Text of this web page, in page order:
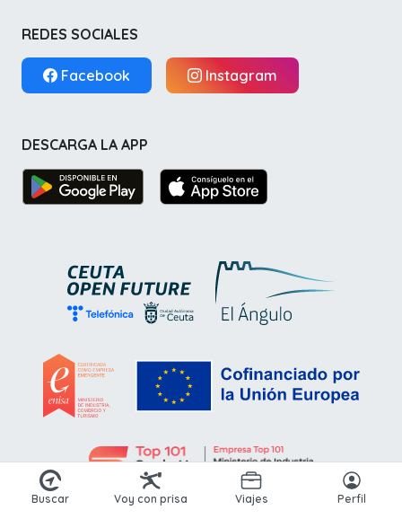
Buscar Voy con prisa Viajes Perfil
REDES SOCIALES
Facebook Instagram
DESCARGA LA APP